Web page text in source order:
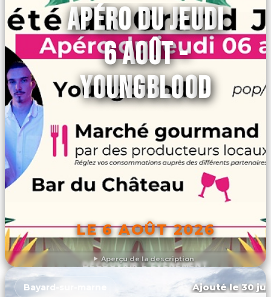
Aperçu de la description
APÉRO DU JEUDI
6 AOÛT -
YOUNGBLOOD
LE 6 AOÛT 2026
DÉCOUVRIR L'ÉVÉNEMENT
Bayard-sur-marne Ajouté le 30